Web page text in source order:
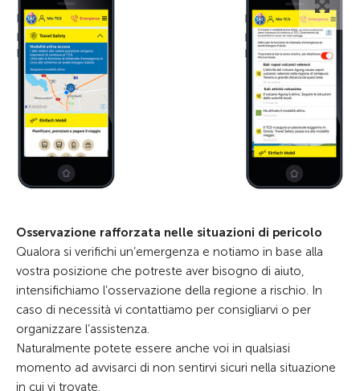
Osservazione rafforzata nelle situazioni di pericolo
Qualora si verifichi un’emergenza e notiamo in base alla
vostra posizione che potreste aver bisogno di aiuto,
intensifichiamo l’osservazione della regione a rischio. In
caso di necessità vi contattiamo per consigliarvi o per
organizzare l’assistenza.
Naturalmente potete essere anche voi in qualsiasi
momento ad avvisarci di non sentirvi sicuri nella situazione
in cui vi trovate.